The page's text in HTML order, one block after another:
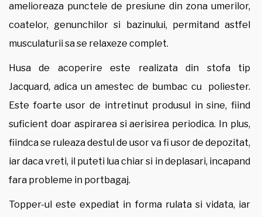
amelioreaza punctele de presiune din zona umerilor,
coatelor, genunchilor si bazinului, permitand astfel
musculaturii sa se relaxeze complet.
Husa de acoperire este realizata din stofa tip
Jacquard, adica un amestec de bumbac cu poliester.
Este foarte usor de intretinut produsul in sine, fiind
suficient doar aspirarea si aerisirea periodica. In plus,
fiindca se ruleaza destul de usor va fi usor de depozitat,
iar daca vreti, il puteti lua chiar si in deplasari, incapand
fara probleme in portbagaj.
Topper-ul este expediat in forma rulata si vidata, iar